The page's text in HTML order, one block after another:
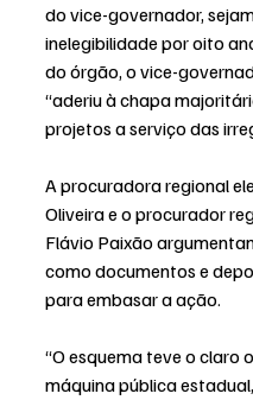
do vice-governador,
inelegibilidade por oito
do órgão, o vice-
“aderiu à chapa
projetos a serviço das
A procuradora regional
Oliveira e o procurador
Flávio Paixão
como documentos e
para embasar a ação.
“O esquema teve o
máquina pública